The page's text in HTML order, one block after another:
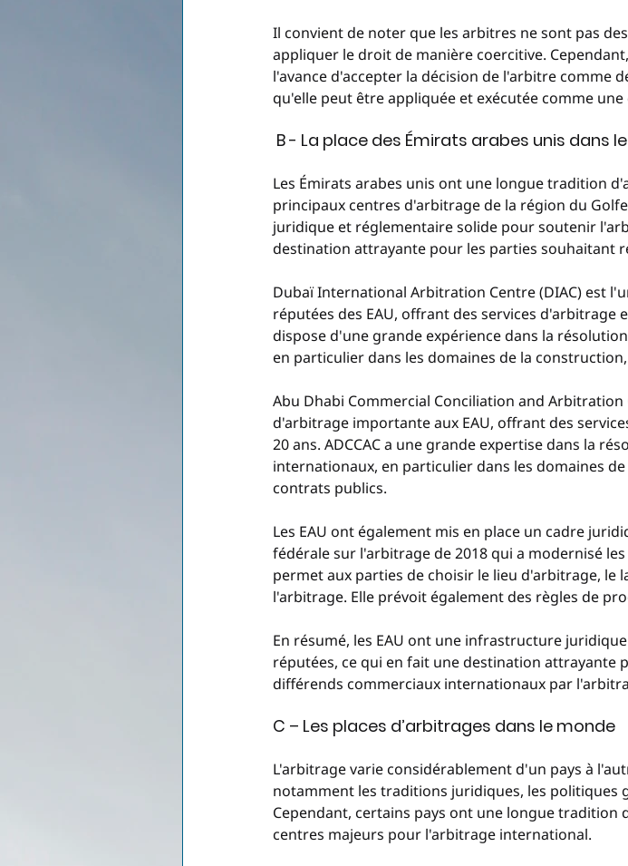
Il convient de noter que les arbitres ne sont pas
appliquer le droit de manière coercitive.
l'avance d'accepter la décision de l'arbitre comme
qu'elle peut être appliquée et exécutée comme une
B - La place des Émirats arabes unis dans
Les Émirats arabes unis ont une longue tradition
principaux centres d'arbitrage de la région du
juridique et réglementaire solide pour soutenir
destination attrayante pour les parties souhaitant
Dubaï International Arbitration Centre (DIAC) est
réputées des EAU, offrant des services d'arbitrage
dispose d'une grande expérience dans la
en particulier dans les domaines de la
Abu Dhabi Commercial Conciliation and
d'arbitrage importante aux EAU, offrant des
20 ans. ADCCAC a une grande expertise dans la
internationaux, en particulier dans les domaines
contrats publics.
Les EAU ont également mis en place un cadre
fédérale sur l'arbitrage de 2018 qui a modernisé
permet aux parties de choisir le lieu d'arbitrage, le
l'arbitrage. Elle prévoit également des règles de
En résumé, les EAU ont une infrastructure
réputées, ce qui en fait une destination attrayante
différends commerciaux internationaux par
C – Les places d’arbitrages dans le monde
L'arbitrage varie considérablement d'un pays à
notamment les traditions juridiques, les politiques
Cependant, certains pays ont une longue
centres majeurs pour l'arbitrage international.